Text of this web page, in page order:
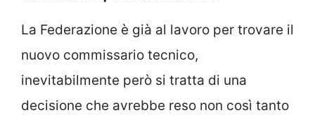
La Federazione è già al lavoro per trovare il
nuovo commissario tecnico,
inevitabilmente però si tratta di una
decisione che avrebbe reso non così tanto